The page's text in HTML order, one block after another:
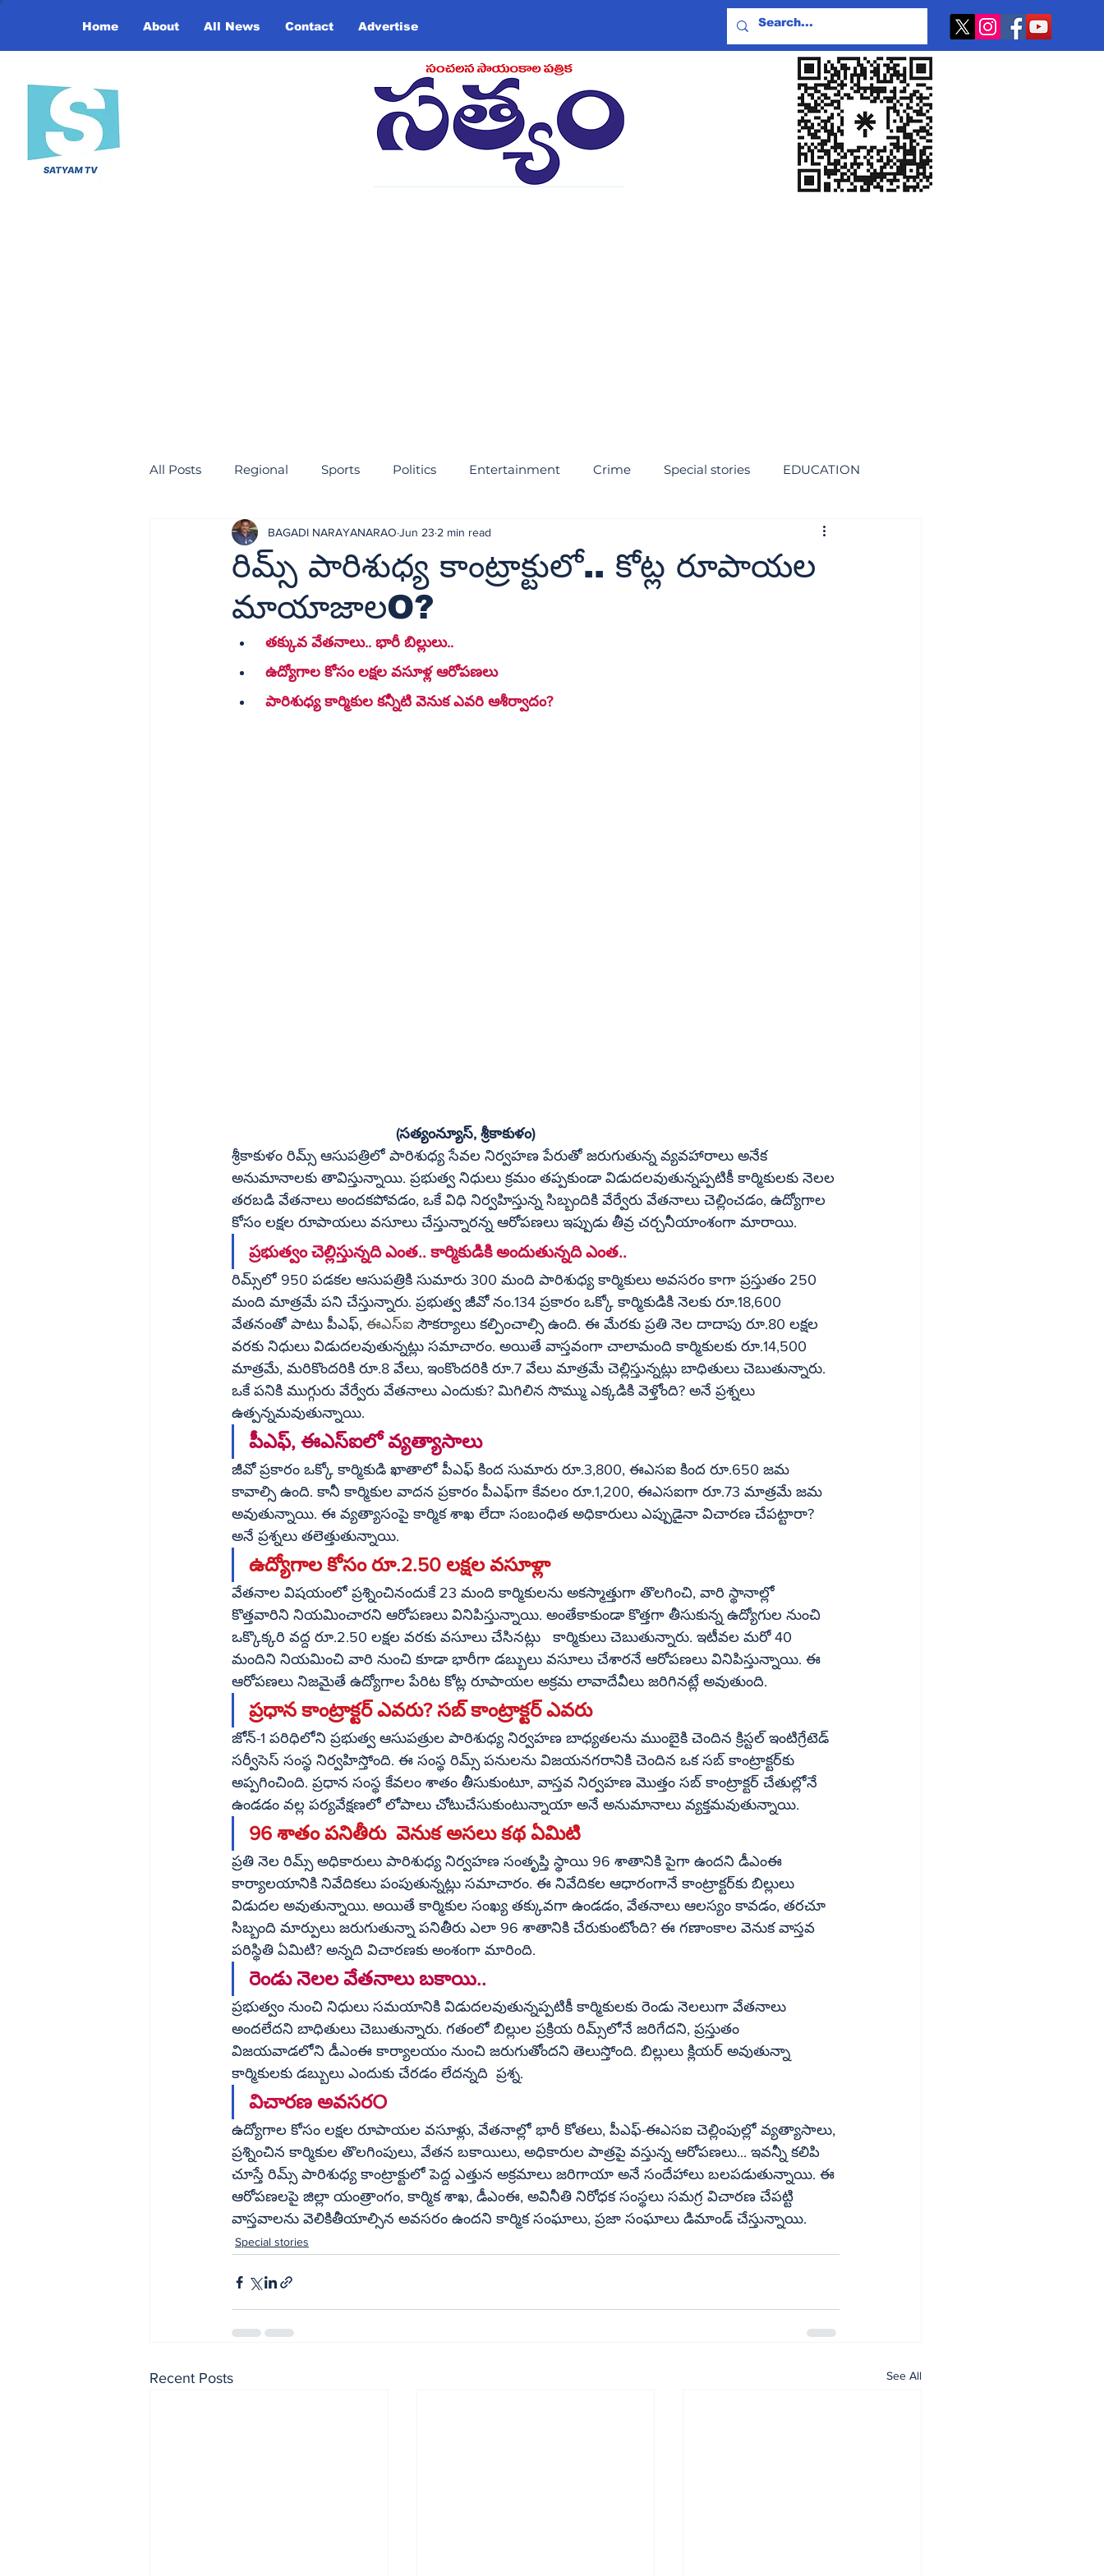
Home About All News Contact Advertise
All Posts Regional Sports Politics Entertainment Crime Special stories EDUCATION
EDITORIAL
రిమ్స్ పారిశుధ్య కాంట్రాక్టులో.. కోట్ల రూపాయల
మాయాజాలO?
BAGADI NARAYANARAO Jun 23 2 min read
తక్కువ వేతనాలు.. భారీ బిల్లులు..
ఉద్యోగాల కోసం లక్షల వసూళ్ల ఆరోపణలు
పారిశుధ్య కార్మికుల కన్నీటి వెనుక ఎవరి ఆశీర్వాదం?
(సత్యంన్యూస్, శ్రీకాకుళం)
శ్రీకాకుళం రిమ్స్ ఆసుపత్రిలో పారిశుధ్య సేవల నిర్వహణ పేరుతో జరుగుతున్న వ్యవహారాలు అనేక
అనుమానాలకు తావిస్తున్నాయి. ప్రభుత్వ నిధులు క్రమం తప్పకుండా విడుదలవుతున్నప్పటికీ కార్మికులకు నెలల
తరబడి వేతనాలు అందకపోవడం, ఒకే విధి నిర్వహిస్తున్న సిబ్బందికి వేర్వేరు వేతనాలు చెల్లించడం, ఉద్యోగాల
కోసం లక్షల రూపాయలు వసూలు చేస్తున్నారన్న ఆరోపణలు ఇప్పుడు తీవ్ర చర్చనీయాంశంగా మారాయి.
ప్రభుత్వం చెల్లిస్తున్నది ఎంత.. కార్మికుడికి అందుతున్నది ఎంత..
రిమ్స్‌లో 950 పడకల ఆసుపత్రికి సుమారు 300 మంది పారిశుధ్య కార్మికులు అవసరం కాగా ప్రస్తుతం 250
మంది మాత్రమే పని చేస్తున్నారు. ప్రభుత్వ జీవో నం.134 ప్రకారం ఒక్కో కార్మికుడికి నెలకు రూ.18,600
వేతనంతో పాటు పీఎఫ్, ఈఎస్ఐ సౌకర్యాలు కల్పించాల్సి ఉంది. ఈ మేరకు ప్రతి నెల దాదాపు రూ.80 లక్షల
వరకు నిధులు విడుదలవుతున్నట్లు సమాచారం. అయితే వాస్తవంగా చాలామంది కార్మికులకు రూ.14,500
మాత్రమే, మరికొందరికి రూ.8 వేలు, ఇంకొందరికి రూ.7 వేలు మాత్రమే చెల్లిస్తున్నట్లు బాధితులు చెబుతున్నారు.
ఒకే పనికి ముగ్గురు వేర్వేరు వేతనాలు ఎందుకు? మిగిలిన సొమ్ము ఎక్కడికి వెళ్తోంది? అనే ప్రశ్నలు
ఉత్పన్నమవుతున్నాయి.
పీఎఫ్, ఈఎస్ఐలో వ్యత్యాసాలు
జీవో ప్రకారం ఒక్కో కార్మికుడి ఖాతాలో పీఎఫ్ కింద సుమారు రూ.3,800, ఈఎసఐ కింద రూ.650 జమ
కావాల్సి ఉంది. కానీ కార్మికుల వాదన ప్రకారం పీఎఫ్‌గా కేవలం రూ.1,200, ఈఎసఐగా రూ.73 మాత్రమే జమ
అవుతున్నాయి. ఈ వ్యత్యాసంపై కార్మిక శాఖ లేదా సంబంధిత అధికారులు ఎప్పుడైనా విచారణ చేపట్టారా?
అనే ప్రశ్నలు తలెత్తుతున్నాయి.
ఉద్యోగాల కోసం రూ.2.50 లక్షల వసూళ్లా
వేతనాల విషయంలో ప్రశ్నించినందుకే 23 మంది కార్మికులను అకస్మాత్తుగా తొలగించి, వారి స్థానాల్లో
కొత్తవారిని నియమించారని ఆరోపణలు వినిపిస్తున్నాయి. అంతేకాకుండా కొత్తగా తీసుకున్న ఉద్యోగుల నుంచి
ఒక్కొక్కరి వద్ద రూ.2.50 లక్షల వరకు వసూలు చేసినట్లు   కార్మికులు చెబుతున్నారు. ఇటీవల మరో 40
మందిని నియమించి వారి నుంచి కూడా భారీగా డబ్బులు వసూలు చేశారనే ఆరోపణలు వినిపిస్తున్నాయి. ఈ
ఆరోపణలు నిజమైతే ఉద్యోగాల పేరిట కోట్ల రూపాయల అక్రమ లావాదేవీలు జరిగినట్లే అవుతుంది.
ప్రధాన కాంట్రాక్టర్ ఎవరు? సబ్ కాంట్రాక్టర్ ఎవరు
జోన్-1 పరిధిలోని ప్రభుత్వ ఆసుపత్రుల పారిశుధ్య నిర్వహణ బాధ్యతలను ముంబైకి చెందిన క్రిస్టల్ ఇంటిగ్రేటెడ్
సర్వీసెస్ సంస్థ నిర్వహిస్తోంది. ఈ సంస్థ రిమ్స్ పనులను విజయనగరానికి చెందిన ఒక సబ్ కాంట్రాక్టర్‌కు
అప్పగించింది. ప్రధాన సంస్థ కేవలం శాతం తీసుకుంటూ, వాస్తవ నిర్వహణ మొత్తం సబ్ కాంట్రాక్టర్ చేతుల్లోనే
ఉండడం వల్ల పర్యవేక్షణలో లోపాలు చోటుచేసుకుంటున్నాయా అనే అనుమానాలు వ్యక్తమవుతున్నాయి.
96 శాతం పనితీరు  వెనుక అసలు కథ ఏమిటి
ప్రతి నెల రిమ్స్ అధికారులు పారిశుధ్య నిర్వహణ సంతృప్తి స్థాయి 96 శాతానికి పైగా ఉందని డీఎంఈ
కార్యాలయానికి నివేదికలు పంపుతున్నట్లు సమాచారం. ఈ నివేదికల ఆధారంగానే కాంట్రాక్టర్‌కు బిల్లులు
విడుదల అవుతున్నాయి. అయితే కార్మికుల సంఖ్య తక్కువగా ఉండడం, వేతనాలు ఆలస్యం కావడం, తరచూ
సిబ్బంది మార్పులు జరుగుతున్నా పనితీరు ఎలా 96 శాతానికి చేరుకుంటోంది? ఈ గణాంకాల వెనుక వాస్తవ
పరిస్థితి ఏమిటి? అన్నది విచారణకు అంశంగా మారింది.
రెండు నెలల వేతనాలు బకాయి..
ప్రభుత్వం నుంచి నిధులు సమయానికి విడుదలవుతున్నప్పటికీ కార్మికులకు రెండు నెలలుగా వేతనాలు
అందలేదని బాధితులు చెబుతున్నారు. గతంలో బిల్లుల ప్రక్రియ రిమ్స్‌లోనే జరిగేదని, ప్రస్తుతం
విజయవాడలోని డీఎంఈ కార్యాలయం నుంచి జరుగుతోందని తెలుస్తోంది. బిల్లులు క్లియర్ అవుతున్నా
కార్మికులకు డబ్బులు ఎందుకు చేరడం లేదన్నది  ప్రశ్న.
విచారణ అవసరO
ఉద్యోగాల కోసం లక్షల రూపాయల వసూళ్లు, వేతనాల్లో భారీ కోతలు, పీఎఫ్-ఈఎసఐ చెల్లింపుల్లో వ్యత్యాసాలు,
ప్రశ్నించిన కార్మికుల తొలగింపులు, వేతన బకాయిలు, అధికారుల పాత్రపై వస్తున్న ఆరోపణలు... ఇవన్నీ కలిపి
చూస్తే రిమ్స్ పారిశుధ్య కాంట్రాక్టులో పెద్ద ఎత్తున అక్రమాలు జరిగాయా అనే సందేహాలు బలపడుతున్నాయి. ఈ
ఆరోపణలపై జిల్లా యంత్రాంగం, కార్మిక శాఖ, డీఎంఈ, అవినీతి నిరోధక సంస్థలు సమగ్ర విచారణ చేపట్టి
వాస్తవాలను వెలికితీయాల్సిన అవసరం ఉందని కార్మిక సంఘాలు, ప్రజా సంఘాలు డిమాండ్ చేస్తున్నాయి.
Special stories
Recent Posts See All